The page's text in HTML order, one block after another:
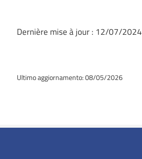
Dernière mise à jour : 12/07/2024
Ultimo aggiornamento: 08/05/2026